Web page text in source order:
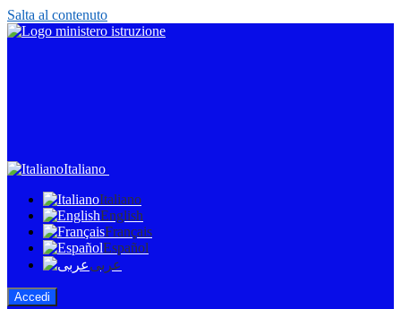
Salta al contenuto
Italiano
Italiano
English
Français
Español
عربى
Accedi